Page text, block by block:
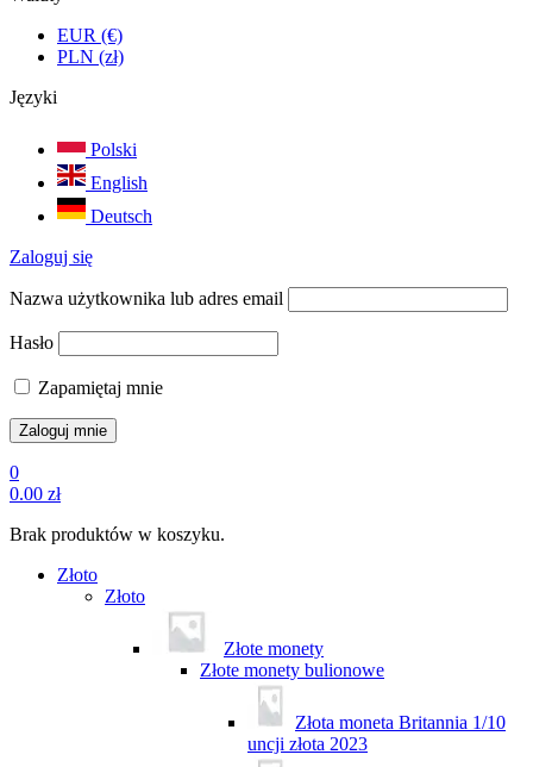
EUR (€)
PLN (zł)
Języki
Polski
English
Deutsch
Zaloguj się
Nazwa użytkownika lub adres email
Hasło
Zapamiętaj mnie
0
0.00 zł
Brak produktów w koszyku.
Złoto
Złoto
Złote monety
Złote monety bulionowe
Złota moneta Britannia 1/10
uncji złota 2023